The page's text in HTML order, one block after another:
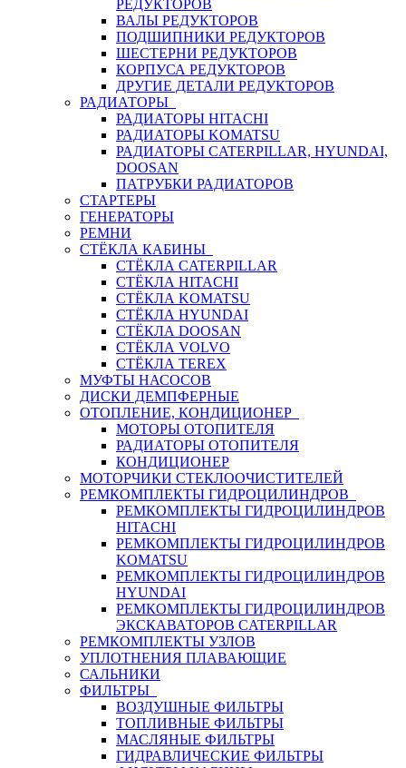
РЕДУКТОРОВ
ВАЛЫ РЕДУКТОРОВ
ПОДШИПНИКИ РЕДУКТОРОВ
ШЕСТЕРНИ РЕДУКТОРОВ
КОРПУСА РЕДУКТОРОВ
ДРУГИЕ ДЕТАЛИ РЕДУКТОРОВ
РАДИАТОРЫ
РАДИАТОРЫ HITACHI
РАДИАТОРЫ KOMATSU
РАДИАТОРЫ CATERPILLAR, HYUNDAI,
DOOSAN
ПАТРУБКИ РАДИАТОРОВ
СТАРТЕРЫ
ГЕНЕРАТОРЫ
РЕМНИ
СТЁКЛА КАБИНЫ
СТЁКЛА CATERPILLAR
СТЁКЛА HITACHI
СТЁКЛА KOMATSU
СТЁКЛА HYUNDAI
СТЁКЛА DOOSAN
СТЁКЛА VOLVO
СТЁКЛА TEREX
МУФТЫ НАСОСОВ
ДИСКИ ДЕМПФЕРНЫЕ
ОТОПЛЕНИЕ, КОНДИЦИОНЕР
МОТОРЫ ОТОПИТЕЛЯ
РАДИАТОРЫ ОТОПИТЕЛЯ
КОНДИЦИОНЕР
МОТОРЧИКИ СТЕКЛООЧИСТИТЕЛЕЙ
РЕМКОМПЛЕКТЫ ГИДРОЦИЛИНДРОВ
РЕМКОМПЛЕКТЫ ГИДРОЦИЛИНДРОВ
HITACHI
РЕМКОМПЛЕКТЫ ГИДРОЦИЛИНДРОВ
KOMATSU
РЕМКОМПЛЕКТЫ ГИДРОЦИЛИНДРОВ
HYUNDAI
РЕМКОМПЛЕКТЫ ГИДРОЦИЛИНДРОВ
ЭКСКАВАТОРОВ CATERPILLAR
РЕМКОМПЛЕКТЫ УЗЛОВ
УПЛОТНЕНИЯ ПЛАВАЮЩИЕ
САЛЬНИКИ
ФИЛЬТРЫ
ВОЗДУШНЫЕ ФИЛЬТРЫ
ТОПЛИВНЫЕ ФИЛЬТРЫ
МАСЛЯНЫЕ ФИЛЬТРЫ
ГИДРАВЛИЧЕСКИЕ ФИЛЬТРЫ